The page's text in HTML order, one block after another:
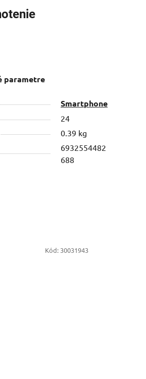
parametre
Smartphone
24
0.39 kg
6932554482
688
Kód: 30031943